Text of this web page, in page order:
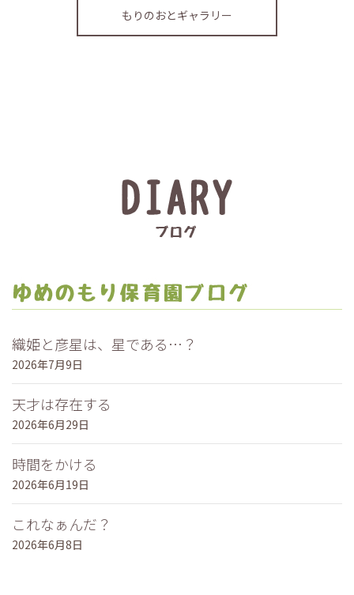
もりのおとギャラリー
織姫と彦星は、星である…？
2026年7月9日
天才は存在する
2026年6月29日
時間をかける
2026年6月19日
これなぁんだ？
2026年6月8日